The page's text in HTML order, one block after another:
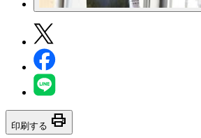
印刷する print